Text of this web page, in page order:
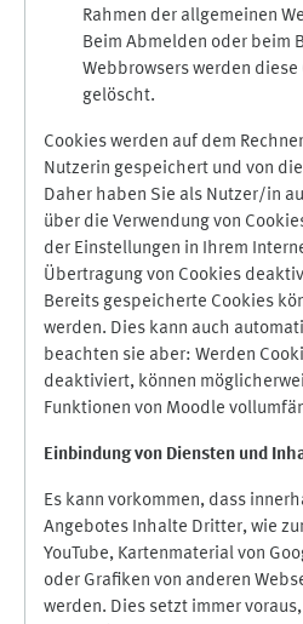
Rahmen der allgemeinen
Beim Abmelden oder beim
Webbrowsers werden
gelöscht.
Cookies werden auf dem
Nutzerin gespeichert und von
Daher haben Sie als Nutzer/in
über die Verwendung von
der Einstellungen in Ihrem
Übertragung von Cookies
Bereits gespeicherte Cookies
werden. Dies kann auch
beachten sie aber: Werden
deaktiviert, können
Funktionen von Moodle
Einbindung von Diensten und
Es kann vorkommen, dass
Angebotes Inhalte Dritter, wie
YouTube, Kartenmaterial von
oder Grafiken von anderen
werden. Dies setzt immer